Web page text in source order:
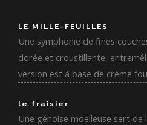
LE MILLE-FEUILLES
Une symphonie de fines
dorée et croustillante,
version est à base de crème
le fraisier
Une génoise moelleuse sert de